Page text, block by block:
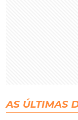
AS ÚLTIMAS